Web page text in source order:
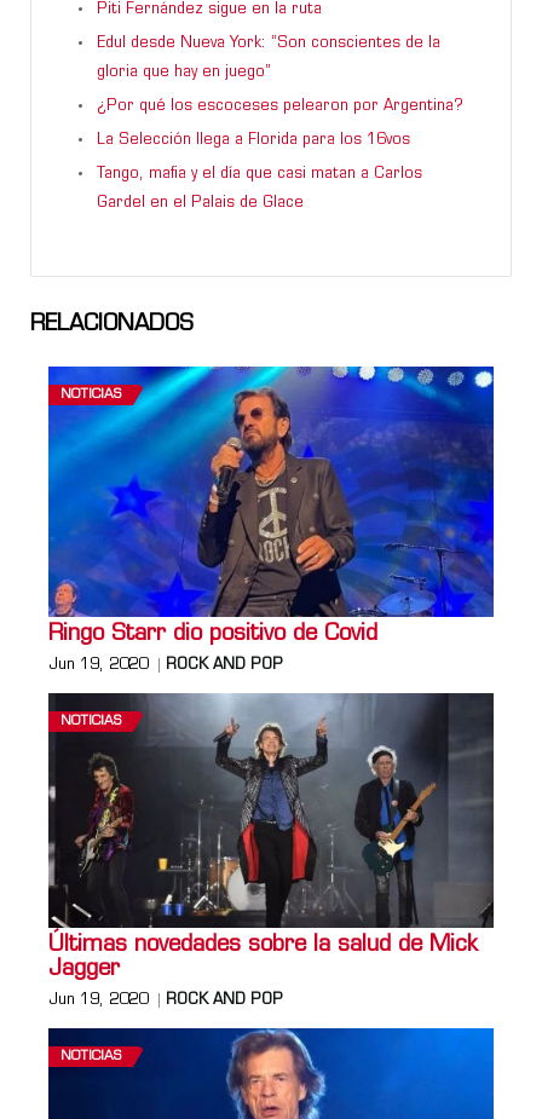
Piti Fernández sigue en la ruta
Edul desde Nueva York: “Son conscientes de la
gloria que hay en juego”
¿Por qué los escoceses pelearon por Argentina?
La Selección llega a Florida para los 16vos
Tango, mafia y el día que casi matan a Carlos
Gardel en el Palais de Glace
RELACIONADOS
NOTICIAS
Ringo Starr dio positivo de Covid
Jun 19, 2020 ROCK AND POP
NOTICIAS
Últimas novedades sobre la salud de Mick
Jagger
Jun 19, 2020 ROCK AND POP
NOTICIAS